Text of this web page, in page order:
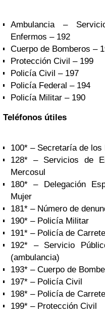
Ambulancia –
Enfermos – 192
Cuerpo de Bomberos –
Protección Civil – 199
Policía Civil – 197
Policía Federal – 194
Policía Militar – 190
Teléfonos útiles
100* – Secretaría de los
128* – Servicios de
Mercosul
180* – Delegación
Mujer
181* – Número de
190* – Policía Militar
191* – Policía de
192* – Servicio
(ambulancia)
193* – Cuerpo de
197* – Policía Civil
198* – Policía de
199* – Protección Civil